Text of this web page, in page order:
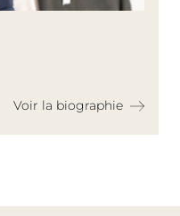
Voir la biographie